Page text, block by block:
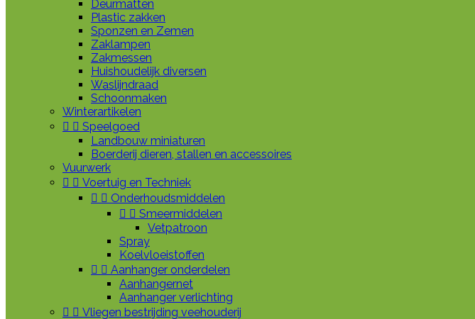
Deurmatten
Plastic zakken
Sponzen en Zemen
Zaklampen
Zakmessen
Huishoudelijk diversen
Waslijndraad
Schoonmaken
Winterartikelen
  Speelgoed
Landbouw miniaturen
Boerderij dieren, stallen en accessoires
Vuurwerk
  Voertuig en Techniek
  Onderhoudsmiddelen
  Smeermiddelen
Vetpatroon
Spray
Koelvloeistoffen
  Aanhanger onderdelen
Aanhangernet
Aanhanger verlichting
  Vliegen bestrijding veehouderij